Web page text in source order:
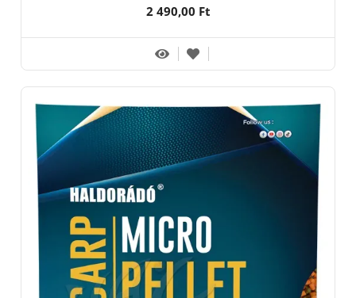
2 490,00 Ft